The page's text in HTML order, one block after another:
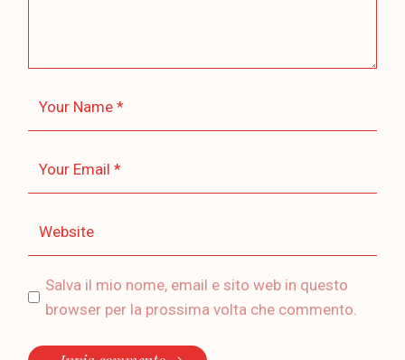
Salva il mio nome, email e sito web in questo
browser per la prossima volta che commento.